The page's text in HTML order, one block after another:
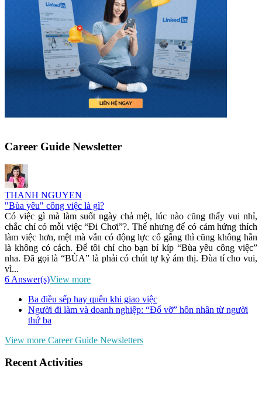
Career Guide Newsletter
THANH NGUYEN
"Bùa yêu" công việc là gì?
Có việc gì mà làm suốt ngày chả mệt, lúc nào cũng thấy vui nhỉ,
chắc chỉ có mỗi việc “Đi Chơi”?. Thế nhưng để có cảm hứng thích
làm việc hơn, mệt mà vẫn có động lực cố gắng thì cũng không hẳn
là không có cách. Để tôi chỉ cho bạn bí kíp “Bùa yêu công việc”
nha. Đã gọi là “BÙA” là phải có chút tự kỷ ám thị. Đùa tí cho vui,
vì...
6 Answer(s)View more
Ba điều sếp hay quên khi giao việc
Người đi làm và doanh nghiệp: “Đổ vỡ” hôn nhân từ người
thứ ba
View more Career Guide Newsletters
Recent Activities